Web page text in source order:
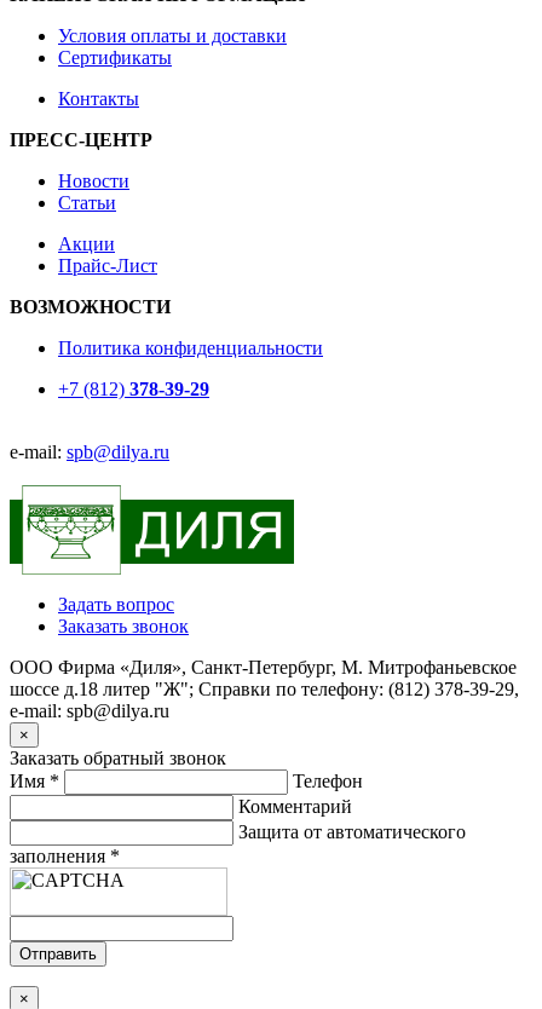
Условия оплаты и доставки
Сертификаты
Контакты
ПРЕСС-ЦЕНТР
Новости
Статьи
Акции
Прайс-Лист
ВОЗМОЖНОСТИ
Политика конфиденциальности
+7 (812) 378-39-29
e-mail: spb@dilya.ru
Задать вопрос
Заказать звонок
ООО Фирма «Диля», Санкт-Петербург, М. Митрофаньевское
шоссе д.18 литер "Ж"; Справки по телефону: (812) 378-39-29,
e-mail: spb@dilya.ru
×
Заказать обратный звонок
Имя *
Телефон
Комментарий
Защита от автоматического
заполнения *
Отправить
×